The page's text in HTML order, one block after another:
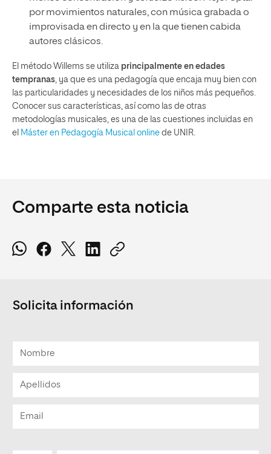
por movimientos naturales, con música grabada o
improvisada en directo y en la que tienen cabida
autores clásicos.
El método Willems se utiliza principalmente en edades
tempranas, ya que es una pedagogía que encaja muy bien con
las particularidades y necesidades de los niños más pequeños.
Conocer sus características, así como las de otras
metodologías musicales, es una de las cuestiones incluidas en
el Máster en Pedagogía Musical online de UNIR.
Comparte esta noticia
Solicita información